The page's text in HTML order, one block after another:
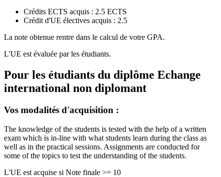
Crédits ECTS acquis : 2.5 ECTS
Crédit d'UE électives acquis : 2.5
La note obtenue rentre dans le calcul de votre GPA.
L'UE est évaluée par les étudiants.
Pour les étudiants du diplôme Echange
international non diplomant
Vos modalités d'acquisition :
The knowledge of the students is tested with the help of a written
exam which is in-line with what students learn during the class as
well as in the practical sessions. Assignments are conducted for
some of the topics to test the understanding of the students.
L'UE est acquise si Note finale >= 10